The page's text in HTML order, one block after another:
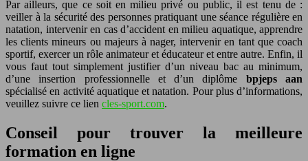
Par ailleurs, que ce soit en milieu privé ou public, il est tenu de :
veiller à la sécurité des personnes pratiquant une séance régulière en
natation, intervenir en cas d’accident en milieu aquatique, apprendre
les clients mineurs ou majeurs à nager, intervenir en tant que coach
sportif, exercer un rôle animateur et éducateur et entre autre. Enfin, il
vous faut tout simplement justifier d’un niveau bac au minimum,
d’une insertion professionnelle et d’un diplôme bpjeps aan
spécialisé en activité aquatique et natation. Pour plus d’informations,
veuillez suivre ce lien cles-sport.com.
Conseil pour trouver la meilleure
formation en ligne